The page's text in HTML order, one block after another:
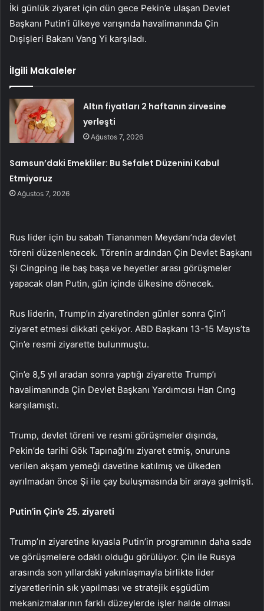
İki günlük ziyaret için dün gece Pekin’e ulaşan Devlet
Başkanı Putin’i ülkeye varışında havalimanında Çin
Dışişleri Bakanı Vang Yi karşıladı.
İlgili Makaleler
Altın fiyatları 2 haftanın zirvesine
yerleşti
Ağustos 7, 2026
Samsun’daki Emekliler: Bu Sefalet Düzenini Kabul
Etmiyoruz
Ağustos 7, 2026
Rus lider için bu sabah Tiananmen Meydanı’nda devlet
töreni düzenlenecek. Törenin ardından Çin Devlet Başkanı
Şi Cingping ile baş başa ve heyetler arası görüşmeler
yapacak olan Putin, gün içinde ülkesine dönecek.
Rus liderin, Trump’ın ziyaretinden günler sonra Çin’i
ziyaret etmesi dikkati çekiyor. ABD Başkanı 13-15 Mayıs’ta
Çin’e resmi ziyarette bulunmuştu.
Çin’e 8,5 yıl aradan sonra yaptığı ziyarette Trump’ı
havalimanında Çin Devlet Başkanı Yardımcısı Han Cıng
karşılamıştı.
Trump, devlet töreni ve resmi görüşmeler dışında,
Pekin’de tarihi Gök Tapınağı’nı ziyaret etmiş, onuruna
verilen akşam yemeği davetine katılmış ve ülkeden
ayrılmadan önce Şi ile çay buluşmasında bir araya gelmişti.
Putin’in Çin’e 25. ziyareti
Trump’ın ziyaretine kıyasla Putin’in programının daha sade
ve görüşmelere odaklı olduğu görülüyor. Çin ile Rusya
arasında son yıllardaki yakınlaşmayla birlikte lider
ziyaretlerinin sık yapılması ve stratejik eşgüdüm
mekanizmalarının farklı düzeylerde işler halde olması